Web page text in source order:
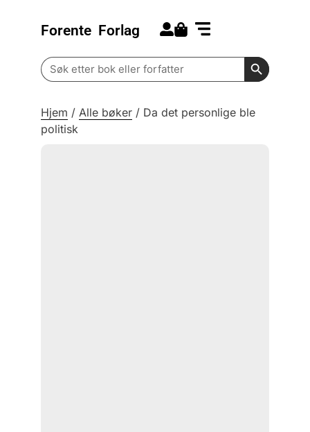
Forente Forlag
Search
for:
Search
Hjem / Alle bøker / Da det personlige ble
politisk